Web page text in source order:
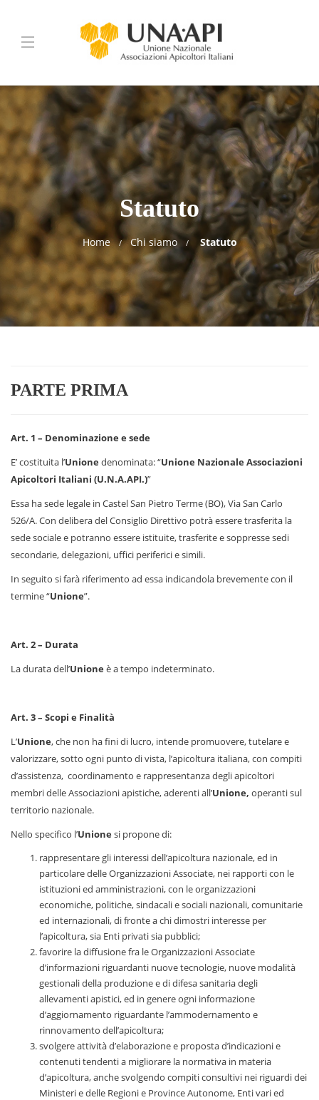
Statuto
Home Chi siamo Statuto
PARTE PRIMA
Art. 1 – Denominazione e sede
E’ costituita l’Unione denominata: “Unione Nazionale Associazioni
Apicoltori Italiani (U.N.A.API.)”
Essa ha sede legale in Castel San Pietro Terme (BO), Via San Carlo
526/A. Con delibera del Consiglio Direttivo potrà essere trasferita la
sede sociale e potranno essere istituite, trasferite e soppresse sedi
secondarie, delegazioni, uffici periferici e simili.
In seguito si farà riferimento ad essa indicandola brevemente con il
termine “Unione”.
Art. 2 – Durata
La durata dell’Unione è a tempo indeterminato.
Art. 3 – Scopi e Finalità
L’Unione, che non ha fini di lucro, intende promuovere, tutelare e
valorizzare, sotto ogni punto di vista, l’apicoltura italiana, con compiti
d’assistenza, coordinamento e rappresentanza degli apicoltori
membri delle Associazioni apistiche, aderenti all’Unione, operanti sul
territorio nazionale.
Nello specifico l’Unione si propone di:
rappresentare gli interessi dell’apicoltura nazionale, ed in
particolare delle Organizzazioni Associate, nei rapporti con le
istituzioni ed amministrazioni, con le organizzazioni
economiche, politiche, sindacali e sociali nazionali, comunitarie
ed internazionali, di fronte a chi dimostri interesse per
l’apicoltura, sia Enti privati sia pubblici;
favorire la diffusione fra le Organizzazioni Associate
d’informazioni riguardanti nuove tecnologie, nuove modalità
gestionali della produzione e di difesa sanitaria degli
allevamenti apistici, ed in genere ogni informazione
d’aggiornamento riguardante l’ammodernamento e
rinnovamento dell’apicoltura;
svolgere attività d’elaborazione e proposta d’indicazioni e
contenuti tendenti a migliorare la normativa in materia
d’apicoltura, anche svolgendo compiti consultivi nei riguardi dei
Ministeri e delle Regioni e Province Autonome, Enti vari ed